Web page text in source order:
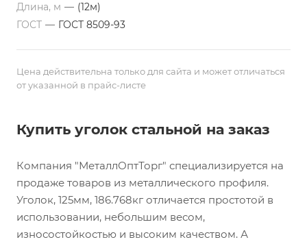
Длина, м — (12м)
ГОСТ — ГОСТ 8509-93
Цена действительна только для сайта и может отличаться
от указанной в прайс-листе
Купить уголок стальной на заказ
Компания "МеталлОптТорг" специализируется на
продаже товаров из металлического профиля.
Уголок, 125мм, 186.768кг отличается простотой в
использовании, небольшим весом,
износостойкостью и высоким качеством. А